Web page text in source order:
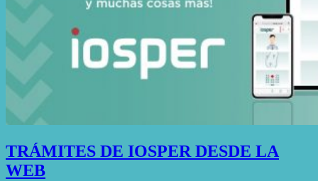
TRÁMITES DE IOSPER DESDE LA
WEB